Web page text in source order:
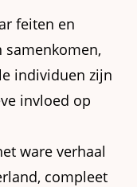
feiten en
individuen zijn
invloed op
ware verhaal
compleet